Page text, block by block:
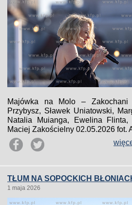
Majówka na Molo – Zakochani
Przybysz, Sławek Uniatowski,
Natalia Muianga, Ewelina Flinta,
Maciej Zakościelny 02.05.2026 fot.
TŁUM NA SOPOCKICH
1 maja 2026